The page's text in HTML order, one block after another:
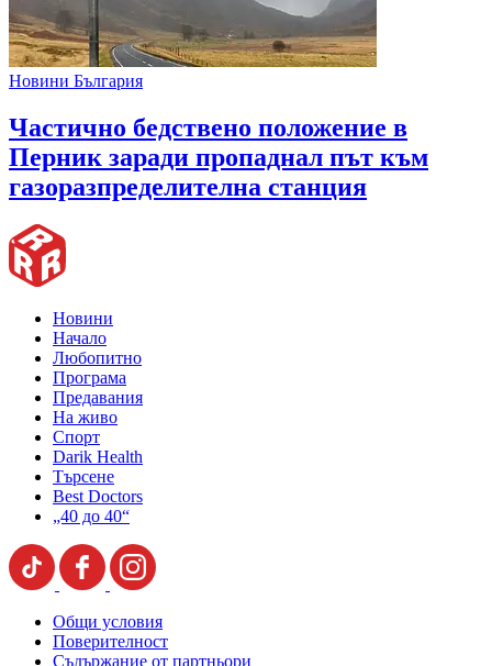
Новини България
Частично бедствено положение в
Перник заради пропаднал път към
газоразпределителна станция
Новини
Начало
Любопитно
Програма
Предавания
На живо
Спорт
Darik Health
Търсене
Best Doctors
„40 до 40“
Общи условия
Поверителност
Съдържание от партньори